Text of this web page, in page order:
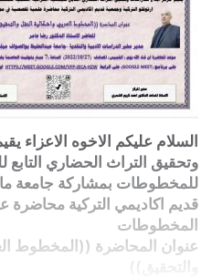
السلام عليكم الاخوه الاعزاء
وتحقيق التراث الحضاري التابع
للمخطوطات بمشاركة جامعة
قديم اكاديمي التركية
المخطوطات
عنوان المحاضرة ((المخطوط
والتحقيق))